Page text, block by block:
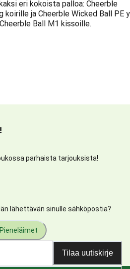
eri kokoista palloa: Cheerble
koirille ja Cheerble Wicked Ball PE
Ball M1 kissoille.
parhaista tarjouksista!
lähettävän sinulle sähköpostia?
Pieneläimet
Tilaa uutiskirje